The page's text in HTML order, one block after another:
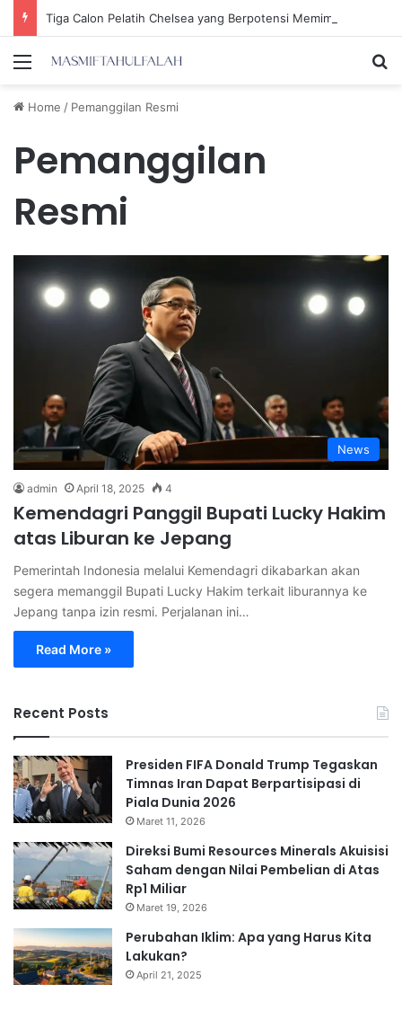
Menu
Home / Pemanggilan Resmi
Pemanggilan
Resmi
News
admin April 18, 2025 4
Kemendagri Panggil Bupati Lucky Hakim
atas Liburan ke Jepang
Pemerintah Indonesia melalui Kemendagri dikabarkan akan
segera memanggil Bupati Lucky Hakim terkait liburannya ke
Jepang tanpa izin resmi. Perjalanan ini…
Read More »
Recent Posts
Presiden FIFA Donald Trump Tegaskan
Timnas Iran Dapat Berpartisipasi di
Piala Dunia 2026
Maret 11, 2026
Direksi Bumi Resources Minerals Akuisisi
Saham dengan Nilai Pembelian di Atas
Rp1 Miliar
Maret 19, 2026
Perubahan Iklim: Apa yang Harus Kita
Lakukan?
April 21, 2025